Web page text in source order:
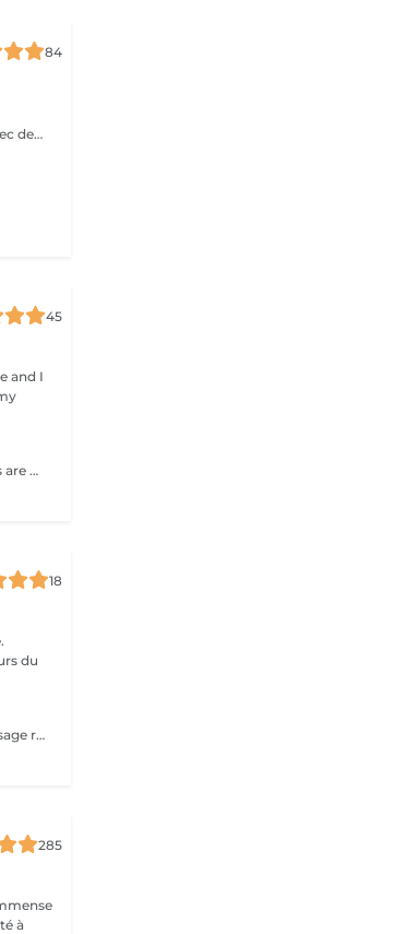
84
Un massage pratiqué en médecine chinoise, dynamique, avec des manuvres visant à libérer les blocages énergétiques. Il fait circuler le Chi dans le corps et l'esprit pour atteindre un état de profonde relaxation.
45
and I
Cupping is a traditional wellness practice where special cups are placed on the skin for a few minutes to create a gentle suction. This technique is designed to help release tension, promote deep relaxation, and enhance overall well-being, serving as a wonderful complement to a deep-tissue massage experience.
18
Nos intestins sont notre deuxième cerveau, ce type de massage réorganise et redynamise vos organes. Moment de reconnexion avec soi. (Ne convient pas aux femmes enceintes, ni aux personnes ayant reçu une opération récente au niveau digestif) Chèque cadeau disponible (Montant de votre choix, celui-ci est à indiquer lors de votre demande)
285
à